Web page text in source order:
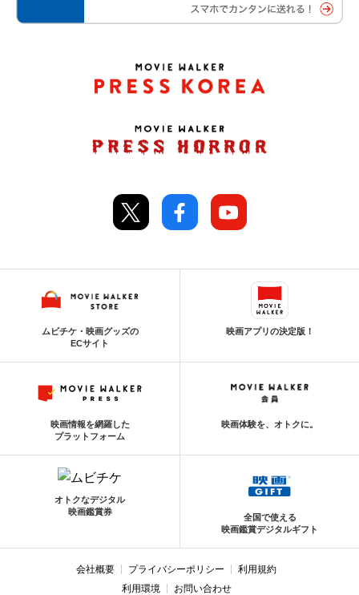
ムビチケ・映画グッズの
ECサイト
映画アプリの決定版！
映画情報を網羅した
プラットフォーム
映画体験を、オトクに。
オトクなデジタル
映画鑑賞券
全国で使える
映画鑑賞デジタルギフト
会社概要 プライバシーポリシー
利用規約
利用環境
お問い合わせ